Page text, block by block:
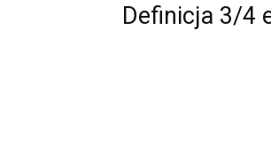
Definicja 3/4